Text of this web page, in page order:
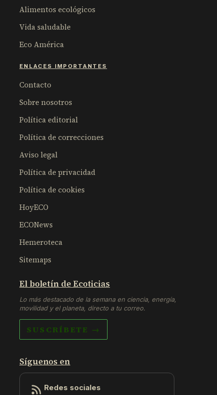
Alimentos ecológicos
Vida saludable
Eco América
ENLACES IMPORTANTES
Contacto
Sobre nosotros
Política editorial
Política de correcciones
Aviso legal
Política de privacidad
Política de cookies
HoyECO
ECONews
Hemeroteca
Sitemaps
El boletín de Ecoticias
Lo más destacado de la semana en ciencia, energía,
movilidad y el planeta, directo a tu correo.
SUSCRÍBETE →
Síguenos en
Redes sociales